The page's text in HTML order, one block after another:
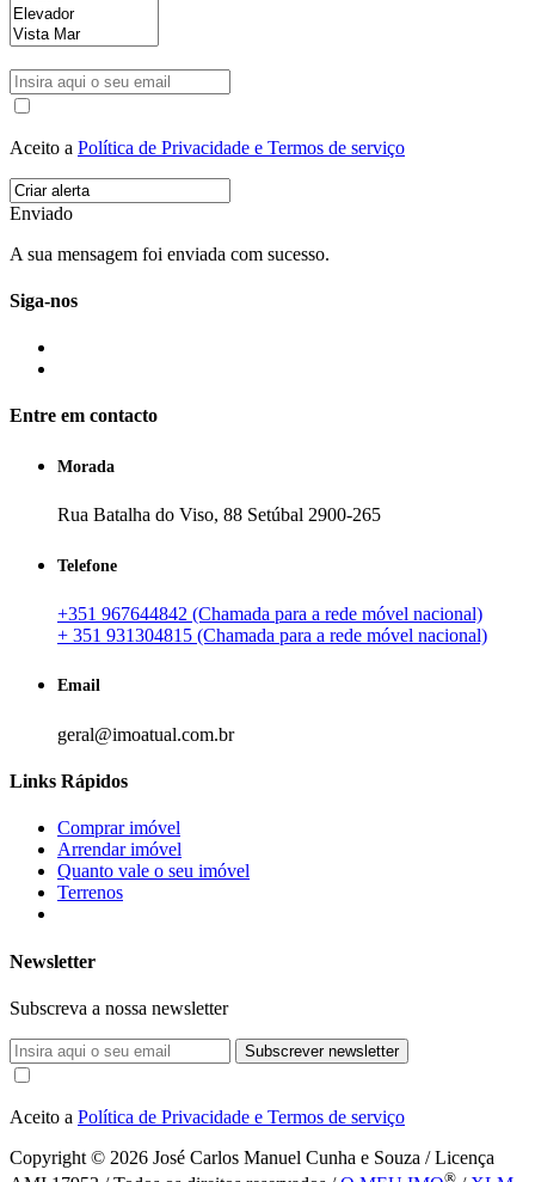
Aceito a Política de Privacidade e Termos de serviço
Enviado
A sua mensagem foi enviada com sucesso.
Siga-nos
Entre em contacto
Morada
Rua Batalha do Viso, 88 Setúbal 2900-265
Telefone
+351 967644842 (Chamada para a rede móvel nacional)
+ 351 931304815 (Chamada para a rede móvel nacional)
Email
geral@imoatual.com.br
Links Rápidos
Comprar imóvel
Arrendar imóvel
Quanto vale o seu imóvel
Terrenos
Newsletter
Subscreva a nossa newsletter
Subscrever newsletter
Aceito a Política de Privacidade e Termos de serviço
Copyright © 2026 José Carlos Manuel Cunha e Souza / Licença
®